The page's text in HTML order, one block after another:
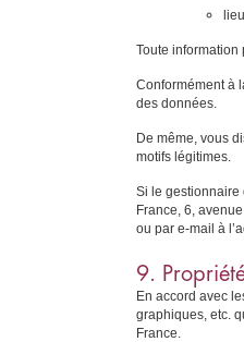
Toute information
Conformément à
des données.
De même, vous
motifs légitimes.
Si le gestionnaire
France, 6,
ou par e-mail à
9.
En accord avec
graphiques, etc.
France.